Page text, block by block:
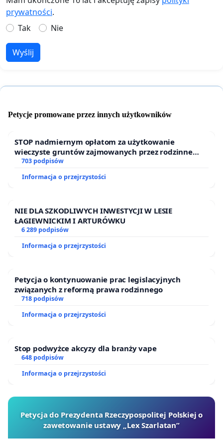
prywatności.
Tak
Nie
Wyślij
Petycje promowane przez innych użytkowników
STOP nadmiernym opłatom za użytkowanie
wieczyste gruntów zajmowanych przez rodzinne
ogrody działkowe.
703 podpisów
Informacja o przejrzystości
NIE DLA SZKODLIWYCH INWESTYCJI W LESIE
ŁAGIEWNICKIM I ARTURÓWKU
6 289 podpisów
Informacja o przejrzystości
Petycja o kontynuowanie prac legislacyjnych
związanych z reformą prawa rodzinnego
718 podpisów
Informacja o przejrzystości
Stop podwyżce akcyzy dla branży vape
648 podpisów
Informacja o przejrzystości
Petycja do Prezydenta Rzeczypospolitej Polskiej o
zawetowanie ustawy „Lex Szarlatan”